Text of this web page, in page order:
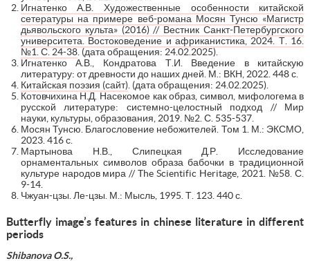
Игнатенко А.В. Художественные особенности китайской
сетературы на примере веб-романа Мосян Тунсю «Магистр
дьявольского культа» (2016) // Вестник Санкт-Петербургского
университета. Востоковедение и африканистика, 2024. Т. 16.
№1. С. 24-38. (дата обращения: 24.02.2025).
Игнатенко А.В., Кондратова Т.И. Введение в китайскую
литературу: от древности до наших дней. М.: ВКН, 2022. 448 с.
Китайская поэзия (сайт). (дата обращения: 24.02.2025).
Котовчихина Н.Д. Насекомое как образ, символ, мифологема в
русской литературе: системно-целостный подход // Мир
науки, культуры, образования, 2019. №2. С. 535-537.
Мосян Тунсю. Благословение небожителей. Том 1. М.: ЭКСМО,
2023. 416 с.
Мартынова Н.В., Слипецкая Д.Р. Исследование
орнаментальных символов образа бабочки в традиционной
культуре народов мира // The Scientific Heritage, 2021. №58. С.
9-14.
Чжуан-цзы. Ле-цзы. М.: Мысль, 1995. Т. 123. 440 с.
Butterfly image’s features in chinese literature in different
periods
Shibanova O.S.,